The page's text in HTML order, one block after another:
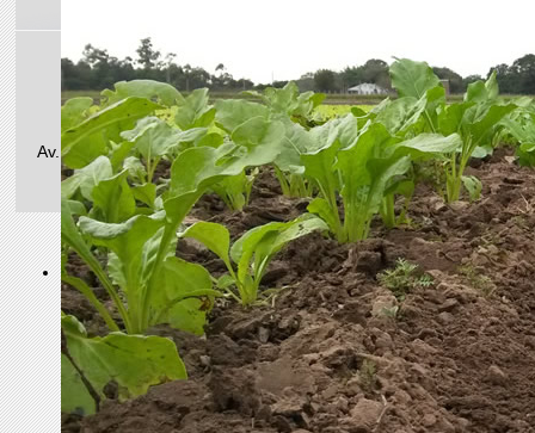
Teléfono/Fax: +54 (0362) 448-8590
E-mail administrativo: agrotecnico25@hotmail.com
Av. Las Heras 727 | CP 3500 | Resistencia, Chaco, Argentina